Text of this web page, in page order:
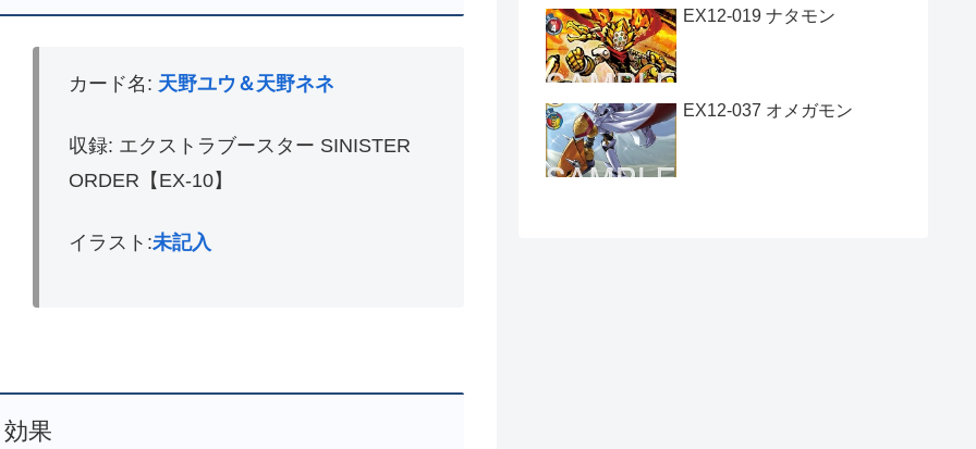
カード名: 天野ユウ＆天野ネネ
収録: エクストラブースター SINISTER
ORDER【EX-10】
イラスト:未記入
効果
EX12-019 ナタモン
EX12-037 オメガモン